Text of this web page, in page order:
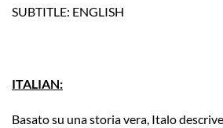
SUBTITLE: ENGLISH
ITALIAN:
Basato su una storia vera, Italo